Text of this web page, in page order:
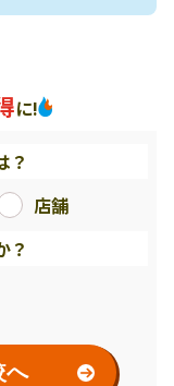
に!
？
店舗
？
へ